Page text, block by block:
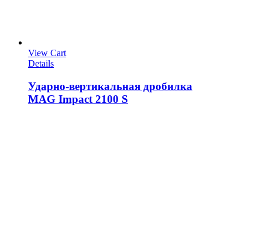
View Cart
Details
Ударно-вертикальная дробилка
MAG Impact 2100 S